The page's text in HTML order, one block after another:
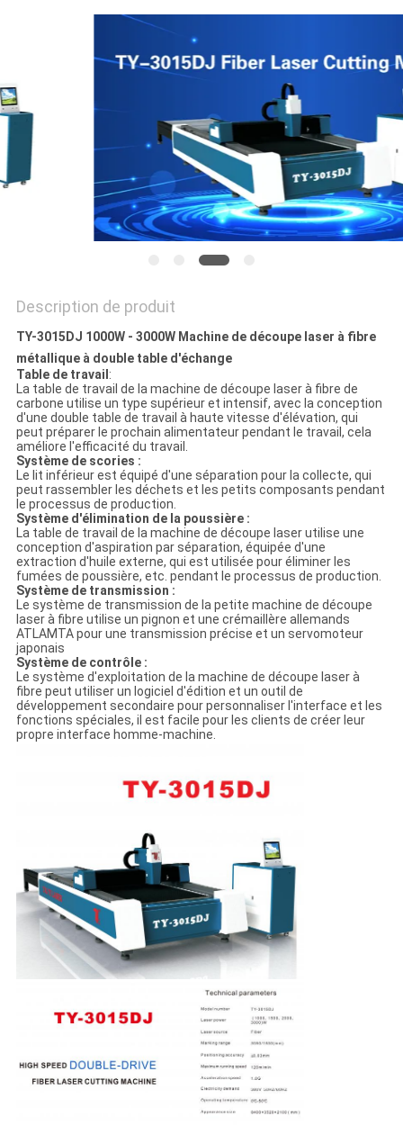
Description de produit
TY-3015DJ 1000W - 3000W Machine de découpe laser à fibre
métallique à double table d'échange
Table de travail :
La table de travail de la machine de découpe laser à fibre de
carbone utilise un type supérieur et intensif, avec la conception
d'une double table de travail à haute vitesse d'élévation, qui
peut préparer le prochain alimentateur pendant le travail, cela
améliore l'efficacité du travail.
Système de scories :
Le lit inférieur est équipé d'une séparation pour la collecte, qui
peut rassembler les déchets et les petits composants pendant
le processus de production.
Système d'élimination de la poussière :
La table de travail de la machine de découpe laser utilise une
conception d'aspiration par séparation, équipée d'une
extraction d'huile externe, qui est utilisée pour éliminer les
fumées de poussière, etc. pendant le processus de production.
Système de transmission :
Le système de transmission de la petite machine de découpe
laser à fibre utilise un pignon et une crémaillère allemands
ATLAMTA pour une transmission précise et un servomoteur
japonais
Système de contrôle :
Le système d'exploitation de la machine de découpe laser à
fibre peut utiliser un logiciel d'édition et un outil de
développement secondaire pour personnaliser l'interface et les
fonctions spéciales, il est facile pour les clients de créer leur
propre interface homme-machine.